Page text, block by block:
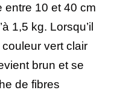
entre 10 et 40 cm
1,5 kg. Lorsqu’il
couleur vert clair
brun et se
de fibres